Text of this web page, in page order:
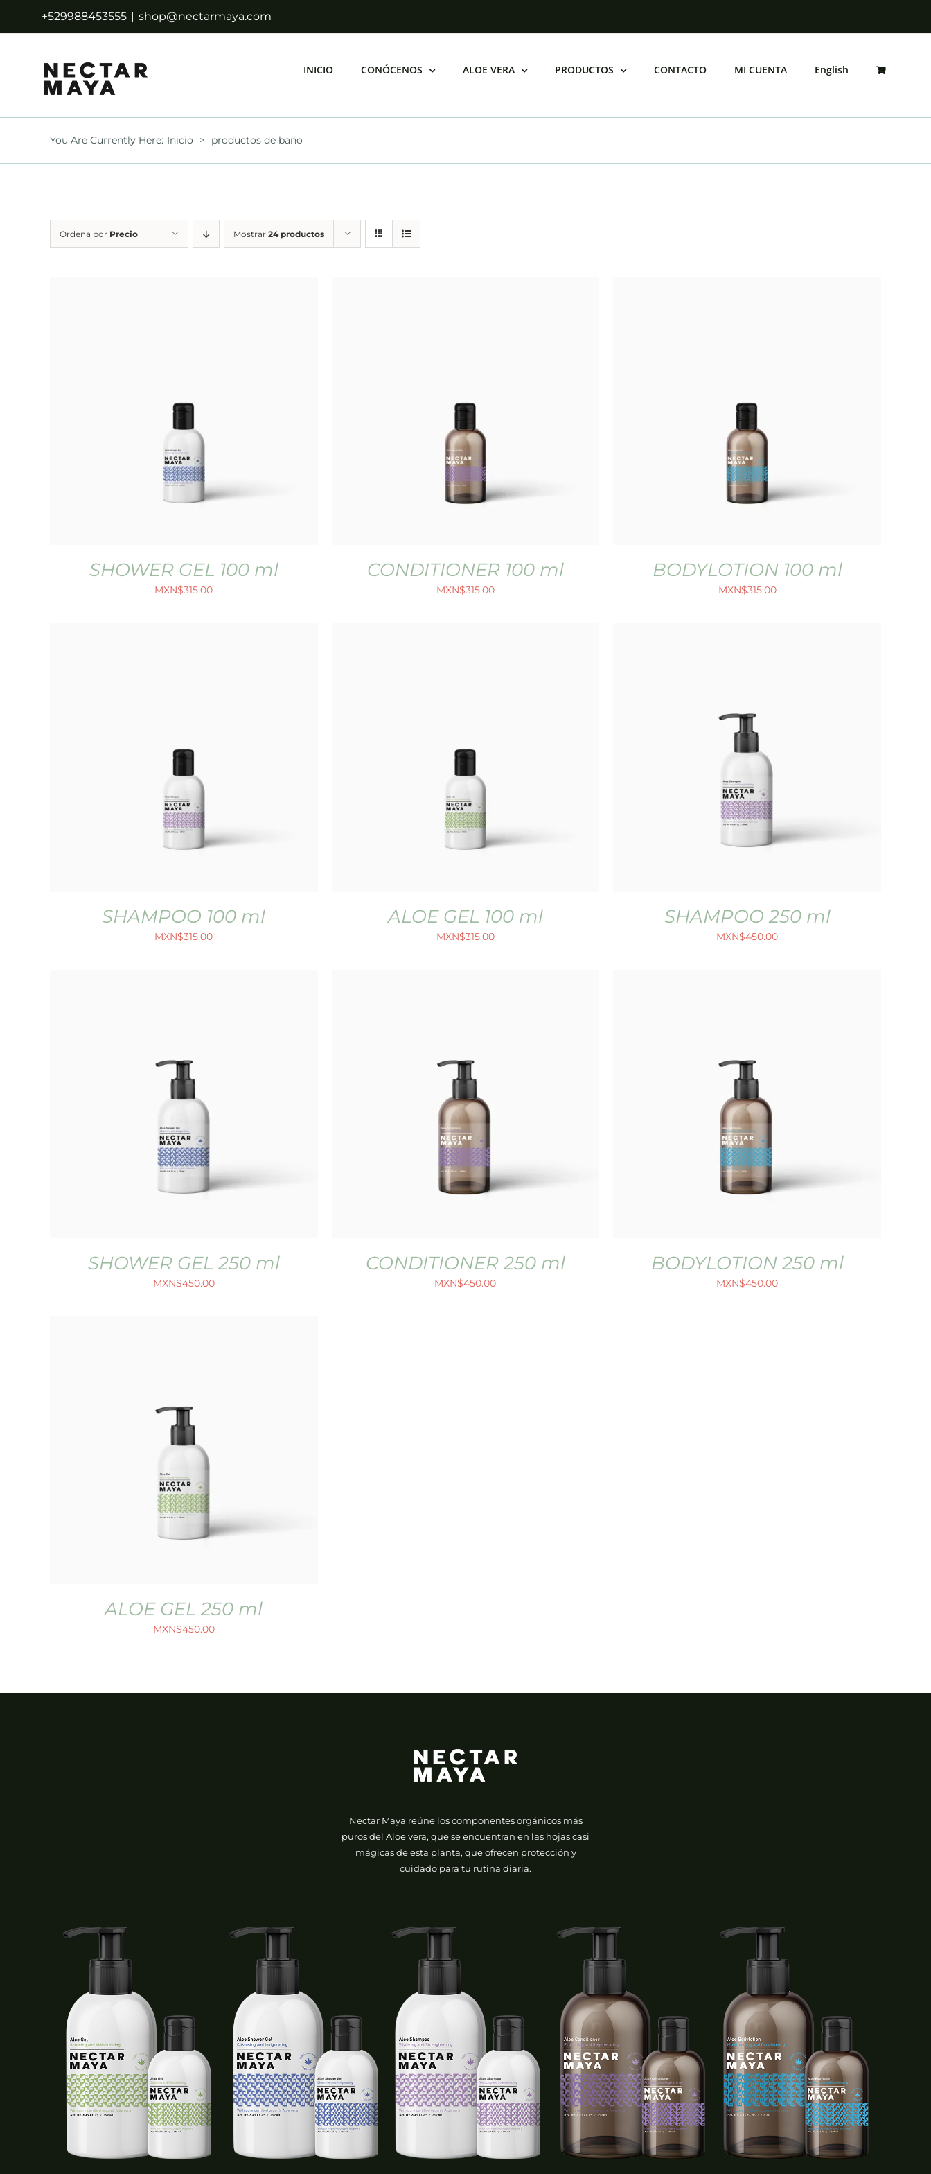
+529988453555 | shop@nectarmaya.com
INICIO CONÓCENOS ALOE VERA PRODUCTOS CONTACTO MI CUENTA English
productos de baño
You Are Currently Here: Inicio > productos de baño
Ordena por Precio Mostrar 24 productos
SHOWER GEL 100 ml
MXN$315.00
CONDITIONER 100 ml
MXN$315.00
BODYLOTION 100 ml
MXN$315.00
SHAMPOO 100 ml
MXN$315.00
ALOE GEL 100 ml
MXN$315.00
SHAMPOO 250 ml
MXN$450.00
SHOWER GEL 250 ml
MXN$450.00
CONDITIONER 250 ml
MXN$450.00
BODYLOTION 250 ml
MXN$450.00
ALOE GEL 250 ml
MXN$450.00
Nectar Maya reúne los componentes orgánicos más
puros del Aloe vera, que se encuentran en las hojas casi
mágicas de esta planta, que ofrecen protección y
cuidado para tu rutina diaria.